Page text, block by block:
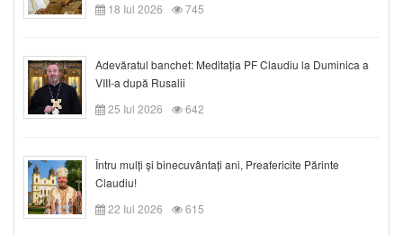
18 Iul 2026
745
Adevăratul banchet: Meditația PF Claudiu la Duminica a
VIII-a după Rusalii
25 Iul 2026
642
Întru mulți și binecuvântați ani, Preafericite Părinte
Claudiu!
22 Iul 2026
615